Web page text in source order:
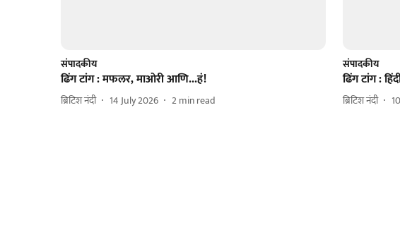
संपादकीय
ढिंग टांग : मफलर, माओरी आणि...हं!
ब्रिटिश नंदी 14 July 2026 2min read
संपादकीय
ढिंग टांग :
ब्रिटिश नंदी